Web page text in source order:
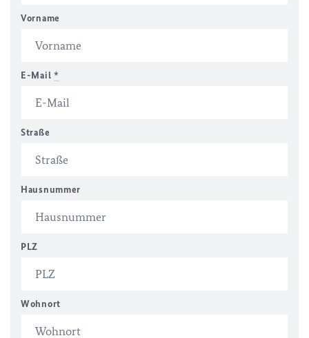
Vorname
E-Mail *
Straße
Hausnummer
PLZ
Wohnort